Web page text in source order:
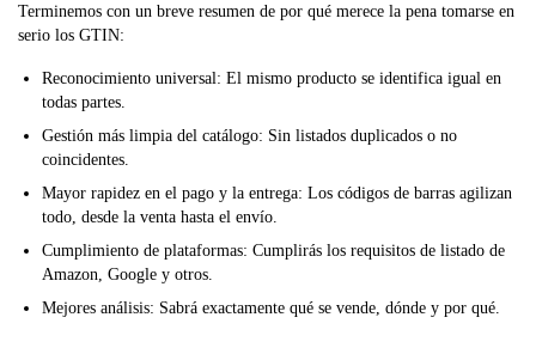
Terminemos con un breve resumen de por qué merece la pena tomarse en
serio los GTIN:
Reconocimiento universal: El mismo producto se identifica igual en
todas partes.
Gestión más limpia del catálogo: Sin listados duplicados o no
coincidentes.
Mayor rapidez en el pago y la entrega: Los códigos de barras agilizan
todo, desde la venta hasta el envío.
Cumplimiento de plataformas: Cumplirás los requisitos de listado de
Amazon, Google y otros.
Mejores análisis: Sabrá exactamente qué se vende, dónde y por qué.